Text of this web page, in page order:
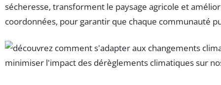
sécheresse, transforment le paysage agricole et
coordonnées, pour garantir que chaque communauté